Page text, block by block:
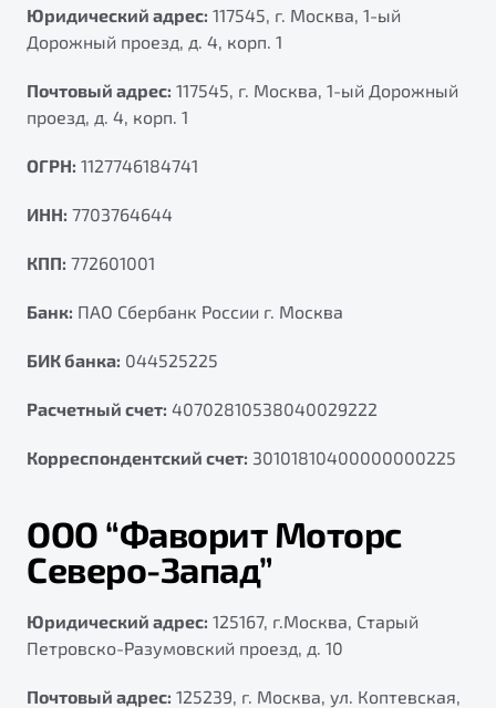
Элегантный и практичный седан
от 1 699 990 ₽*
Обзор В наличии
X70
Универсальный кроссовер
Узнайте о специальных выгодах при покупке
автомобиля Belgee
Подробно
Автомобили в наличии
Автокредит
Будьте еще более уверены на дорогах с программой
Запись на сервис
Клиентская поддержка
Юридический адрес: 117545, г. Москва, 1-ый
Дорожный проезд, д. 4, корп. 1
Почтовый адрес: 117545, г. Москва, 1-ый Дорожный
проезд, д. 4, корп. 1
ОГРН: 1127746184741
ИНН: 7703764644
КПП: 772601001
Банк: ПАО Сбербанк России г. Москва
БИК банка: 044525225
Расчетный счет: 40702810538040029222
Корреспондентский счет: 30101810400000000225
ООО “Фаворит Моторс
Северо-Запад”
Юридический адрес: 125167, г.Москва, Старый
Петровско-Разумовский проезд, д. 10
Почтовый адрес: 125239, г. Москва, ул. Коптевская,